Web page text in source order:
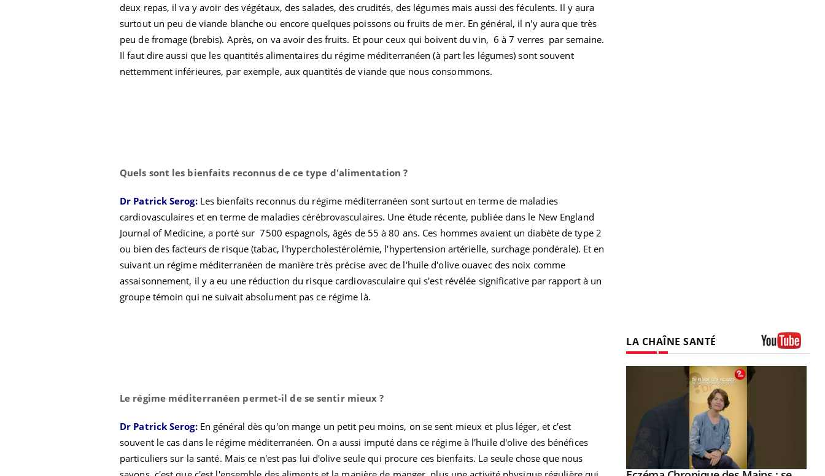
deux repas, il va y avoir des végétaux, des salades, des crudités, des légumes mais aussi des féculents. Il y aura
surtout un peu de viande blanche ou encore quelques poissons ou fruits de mer. En général, il n'y aura que très
peu de fromage (brebis). Après, on va avoir des fruits. Et pour ceux qui boivent du vin, 6 à 7 verres par semaine.
Il faut dire aussi que les quantités alimentaires du régime méditerranéen (à part les légumes) sont souvent
nettemment inférieures, par exemple, aux quantités de viande que nous consommons.
Quels sont les bienfaits reconnus de ce type d'alimentation ?
Dr Patrick Serog: Les bienfaits reconnus du régime méditerranéen sont surtout en terme de maladies
cardiovasculaires et en terme de maladies cérébrovasculaires. Une étude récente, publiée dans le New England
Journal of Medicine, a porté sur 7500 espagnols, âgés de 55 à 80 ans. Ces hommes avaient un diabète de type 2
ou bien des facteurs de risque (tabac, l'hypercholestérolémie, l'hypertension artérielle, surchage pondérale). Et en
suivant un régime méditerranéen de manière très précise avec de l'huile d'olive ouavec des noix comme
assaisonnement, il y a eu une réduction du risque cardiovasculaire qui s'est révélée significative par rapport à un
groupe témoin qui ne suivait absolument pas ce régime là.
Le régime méditerranéen permet-il de se sentir mieux ?
Dr Patrick Serog: En général dès qu'on mange un petit peu moins, on se sent mieux et plus léger, et c'est
souvent le cas dans le régime méditerranéen. On a aussi imputé dans ce régime à l'huile d'olive des bénéfices
particuliers sur la santé. Mais ce n'est pas lui d'olive seule qui procure ces bienfaits. La seule chose que nous
LA CHAÎNE SANTÉ